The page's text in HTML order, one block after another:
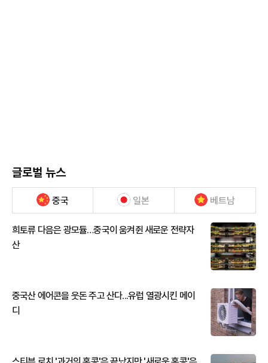
글로벌 뉴스
중국 일본 베트남
희토류 다음은 광모듈…중국이 움켜쥔 새로운 전략자
산
중국산 에어콘을 웃돈 주고 산다...유럽 열광시킨 메이
디